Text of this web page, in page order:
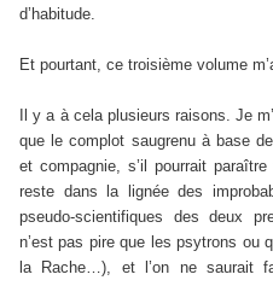
d’habitude.
Et pourtant, ce troisième volume
Il y a à cela plusieurs raisons. Je
que le complot saugrenu à base
et compagnie, s’il pourrait paraître
reste dans la lignée des
pseudo-scientifiques des deux
n’est pas pire que les psytrons ou
la Rache…), et l’on ne saurait